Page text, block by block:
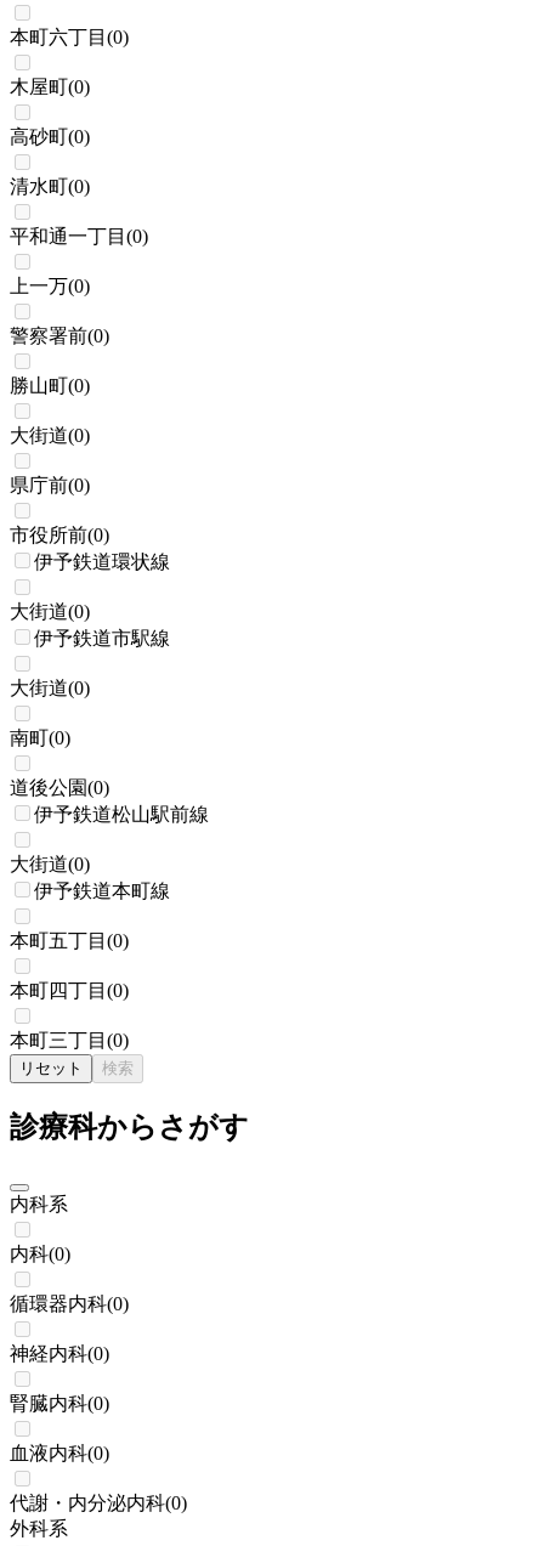
本町六丁目 (0)
木屋町(0)
高砂町(0)
清水町(0)
平和通一丁目 (0)
上一万(0)
警察署前(0)
勝山町(0)
大街道(0)
県庁前(0)
市役所前(0)
伊予鉄道環状線
大街道(0)
伊予鉄道市駅線
大街道(0)
南町(0)
道後公園(0)
伊予鉄道松山駅前線
大街道(0)
伊予鉄道本町線
本町五丁目 (0)
本町四丁目 (0)
本町三丁目 (0)
リセット 検索
診療科からさがす
内科系
内科(0)
循環器内科(0)
神経内科(0)
腎臓内科(0)
血液内科(0)
代謝・内分泌内科(0)
外科系